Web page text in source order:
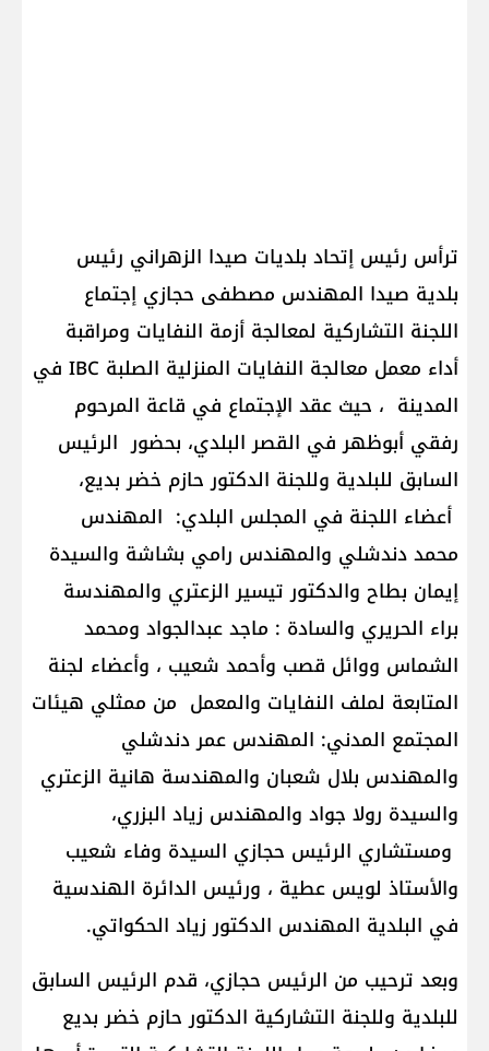
ترأس رئيس إتحاد بلديات صيدا الزهراني رئيس
بلدية صيدا المهندس مصطفى حجازي إجتماع
اللجنة التشاركية لمعالجة أزمة النفايات ومراقبة
أداء معمل معالجة النفايات المنزلية الصلبة IBC في
المدينة ، حيث عقد الإجتماع في قاعة المرحوم
رفقي أبوظهر في القصر البلدي، بحضور الرئيس
السابق للبلدية وللجنة الدكتور حازم خضر بديع،
أعضاء اللجنة في المجلس البلدي: المهندس
محمد دندشلي والمهندس رامي بشاشة والسيدة
إيمان بطاح والدكتور تيسير الزعتري والمهندسة
براء الحريري والسادة : ماجد عبدالجواد ومحمد
الشماس ووائل قصب وأحمد شعيب ، وأعضاء لجنة
المتابعة لملف النفايات والمعمل من ممثلي هيئات
المجتمع المدني: المهندس عمر دندشلي
والمهندس بلال شعبان والمهندسة هانية الزعتري
والسيدة رولا جواد والمهندس زياد البزري،
ومستشاري الرئيس حجازي السيدة وفاء شعيب
والأستاذ لويس عطية ، ورئيس الدائرة الهندسية
في البلدية المهندس الدكتور زياد الحكواتي.
وبعد ترحيب من الرئيس حجازي، قدم الرئيس السابق
للبلدية وللجنة التشاركية الدكتور حازم خضر بديع